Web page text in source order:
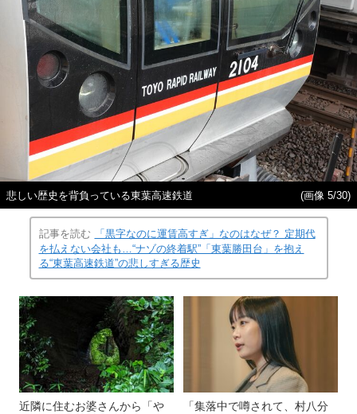
悲しい歴史を背負っている東葉高速鉄道 (画像 5/30)
記事を読む
「黒字なのに運賃高すぎ」なのはなぜ？ 定期代
を払えない会社も…“ナゾの終着駅”「東葉勝田台」を抱え
る“東葉高速鉄道”の悲しすぎる歴史
近隣に住むお婆さんから「や
「集落中で噂されて、村八分